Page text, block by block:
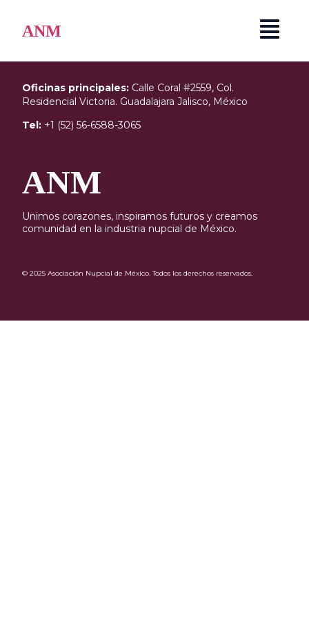
ANM
Autor:
ANM
Unimos corazones, inspiramos futuros y creamos
comunidad en la industria nupcial de México.
© 2025 Asociación Nupcial de México. Todos los derechos reservados.
Oficinas principales: Calle Coral #2559, Col.
Residencial Victoria. Guadalajara Jalisco, México
Tel: +1 (52) 56-6588-3065